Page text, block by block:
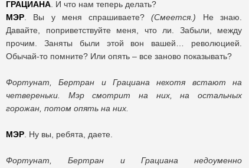
ГРАЦИАНА . И что нам теперь делать?
МЭР . Вы у меня спрашиваете?(Смеется.) Не знаю.
Давайте, поприветствуйте меня, что ли. Забыли, между
прочим. Заняты были этой вон вашей… революцией.
Обычай-то помните? Или опять – все заново показывать?
Фортунат, Бертран и Грациана нехотя встают на
четвереньки. Мэр смотрит на них, на остальных
горожан, потом опять на них.
МЭР . Ну вы, ребята, даете.
Фортунат, Бертран и Грациана недоуменно